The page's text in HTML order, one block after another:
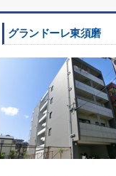
グランドーレ東須磨